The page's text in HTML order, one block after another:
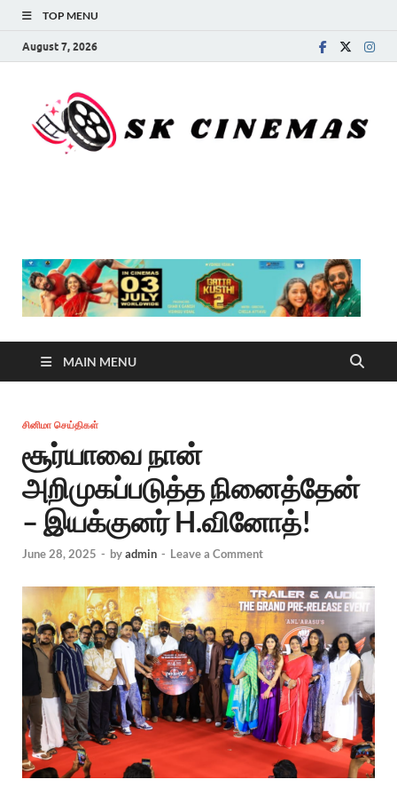
TOP MENU
August 7, 2026
MAIN MENU
சினிமா செய்திகள்
சூர்யாவை நான்
அறிமுகப்படுத்த நினைத்தேன்
– இயக்குனர் H.வினோத்!
June 28, 2025 - byadmin - Leave a Comment